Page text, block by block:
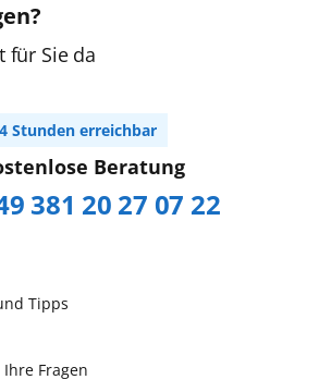
für Sie da
Stunden erreichbar
Beratung
381 20 27 07 22
Tipps
Fragen